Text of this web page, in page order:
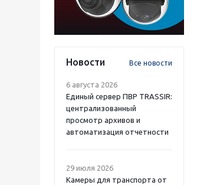
Новости Все новости
6 августа 2026
Единый сервер ПВР TRASSIR:
централизованный
просмотр архивов и
автоматизация отчетности
29 июля 2026
Камеры для транспорта от